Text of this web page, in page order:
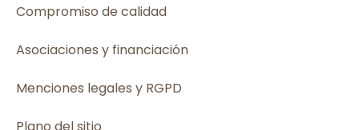
Compromiso de calidad
Asociaciones y financiación
Menciones legales y RGPD